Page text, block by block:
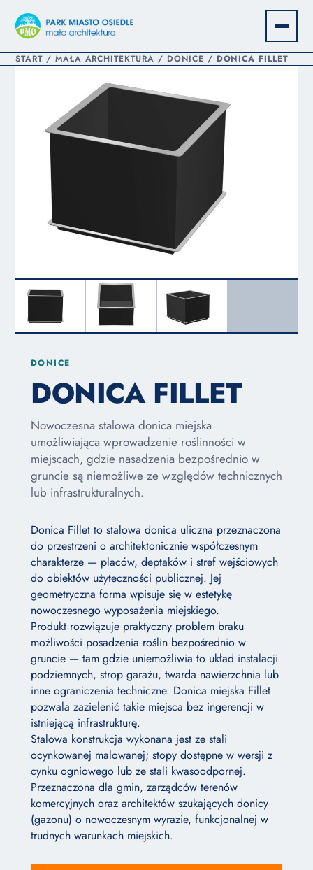
START/ MAŁA ARCHITEKTURA / DONICE / DONICA FILLET
DONICE
DONICA FILLET
Nowoczesna stalowa donica miejska
umożliwiająca wprowadzenie roślinności w
miejscach, gdzie nasadzenia bezpośrednio w
gruncie są niemożliwe ze względów technicznych
lub infrastrukturalnych.
Donica Fillet to stalowa donica uliczna przeznaczona
do przestrzeni o architektonicznie współczesnym
charakterze — placów, deptaków i stref wejściowych
do obiektów użyteczności publicznej. Jej
geometryczna forma wpisuje się w estetykę
nowoczesnego wyposażenia miejskiego.
Produkt rozwiązuje praktyczny problem braku
możliwości posadzenia roślin bezpośrednio w
gruncie — tam gdzie uniemożliwia to układ instalacji
podziemnych, strop garażu, twarda nawierzchnia lub
inne ograniczenia techniczne. Donica miejska Fillet
pozwala zazielenić takie miejsca bez ingerencji w
istniejącą infrastrukturę.
Stalowa konstrukcja wykonana jest ze stali
ocynkowanej malowanej; stopy dostępne w wersji z
cynku ogniowego lub ze stali kwasoodpornej.
Przeznaczona dla gmin, zarządców terenów
komercyjnych oraz architektów szukających donicy
(gazonu) o nowoczesnym wyrazie, funkcjonalnej w
trudnych warunkach miejskich.